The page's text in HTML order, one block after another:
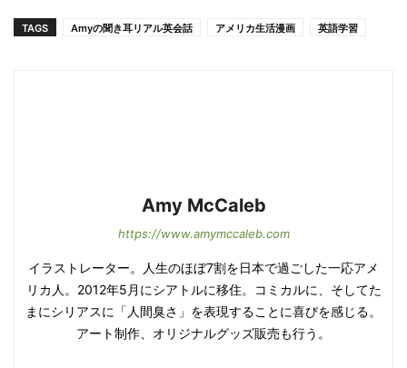
TAGS Amyの聞き耳リアル英会話 アメリカ生活漫画 英語学習
Amy McCaleb
https://www.amymccaleb.com
イラストレーター。人生のほぼ7割を日本で過ごした一応アメ
リカ人。2012年5月にシアトルに移住。コミカルに、そしてた
まにシリアスに「人間臭さ」を表現することに喜びを感じる。
アート制作、オリジナルグッズ販売も行う。